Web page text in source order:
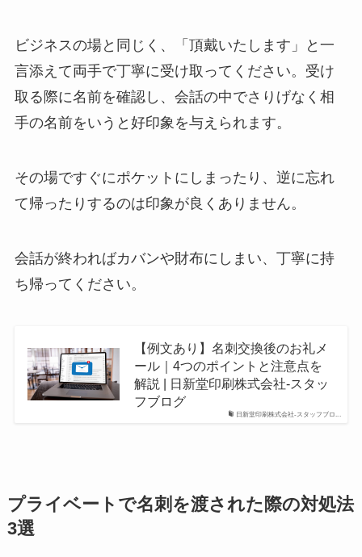
ビジネスの場と同じく、「頂戴いたします」と一
言添えて両手で丁寧に受け取ってください。受け
取る際に名前を確認し、会話の中でさりげなく相
手の名前をいうと好印象を与えられます。
その場ですぐにポケットにしまったり、逆に忘れ
て帰ったりするのは印象が良くありません。
会話が終わればカバンや財布にしまい、丁寧に持
ち帰ってください。
日新堂印刷株式会社-スタッフブロ...
【例文あり】名刺交換後のお礼メ
ール｜4つのポイントと注意点を
解説 | 日新堂印刷株式会社-スタッ
フブログ
プライベートで名刺を渡された際の対処法
3選